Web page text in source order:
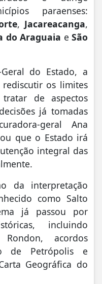
paraenses:
, Jacareacanga,
do Araguaia e São
do Estado, a
os limites
de aspectos
já tomadas
geral Ana
que o Estado irá
integral das
da interpretação
como Salto
já passou por
incluindo
acordos
de Petrópolis e
Geográfica do